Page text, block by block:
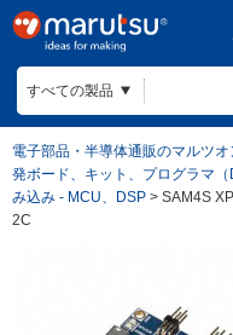
電子部品・半導体通販のマルツオ
発ボード、キット、プログラマ（
み込み - MCU、DSP > SAM4S
2C